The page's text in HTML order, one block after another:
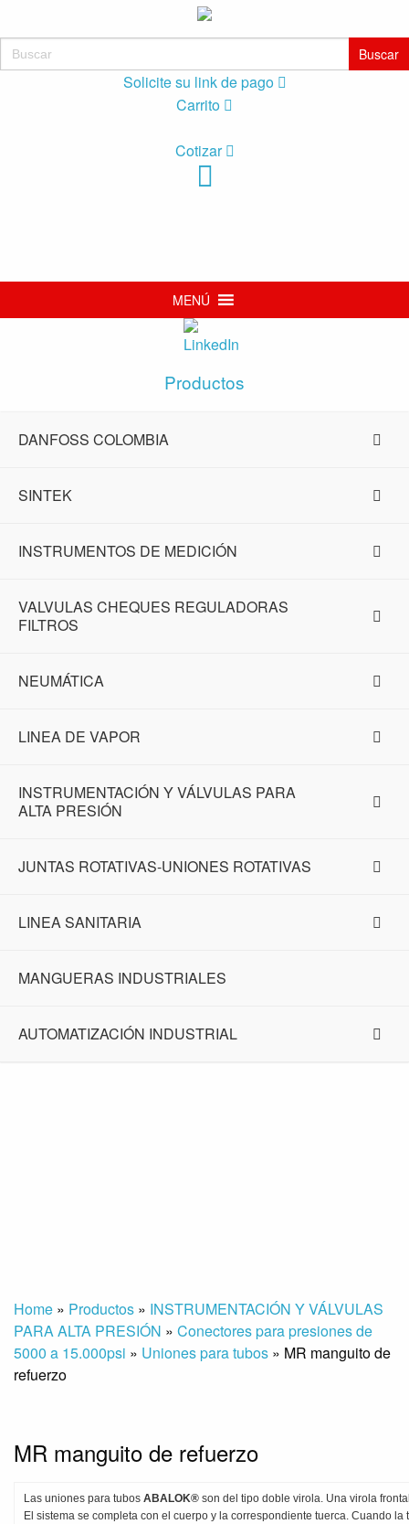
Buscar:
Solicite su link de pago
Carrito
Cotizar
MENÚ
Productos
DANFOSS COLOMBIA
SINTEK
INSTRUMENTOS DE MEDICIÓN
VALVULAS CHEQUES REGULADORAS
FILTROS
NEUMÁTICA
LINEA DE VAPOR
INSTRUMENTACIÓN Y VÁLVULAS PARA
ALTA PRESIÓN
JUNTAS ROTATIVAS-UNIONES ROTATIVAS
LINEA SANITARIA
MANGUERAS INDUSTRIALES
AUTOMATIZACIÓN INDUSTRIAL
Home » Productos » INSTRUMENTACIÓN Y VÁLVULAS
PARA ALTA PRESIÓN » Conectores para presiones de
5000 a 15.000psi » Uniones para tubos » MR manguito de
refuerzo
MR manguito de refuerzo
Las uniones para tubos ABALOK® son del tipo doble virola. Una virola
El sistema se completa con el cuerpo y la correspondiente tuerca. Cuando la